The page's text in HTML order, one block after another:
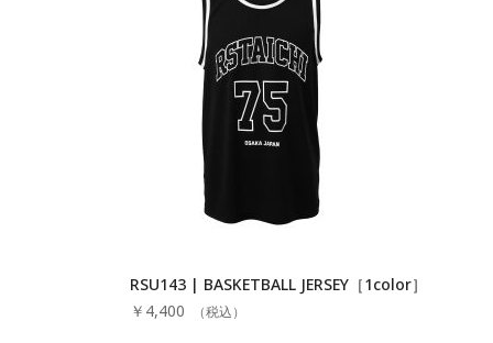
RSU143 | BASKETBALL JERSEY［1color］
￥4,400
（税込）